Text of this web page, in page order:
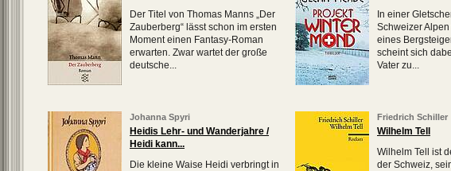
Der Titel von Thomas Manns „Der
Zauberberg“ lässt schon im ersten
Moment einen Fantasy-Roman
erwarten. Zwar wartet der große
deutsche...
In einer
Schweizer
eines
scheint sich
Vater zu...
Johanna Spyri
Heidis Lehr- und Wanderjahre /
Heidi kann...
Die kleine Waise Heidi verbringt in
Friedrich Schiller
Wilhelm Tell
Wilhelm Tell ist
der Schweiz,